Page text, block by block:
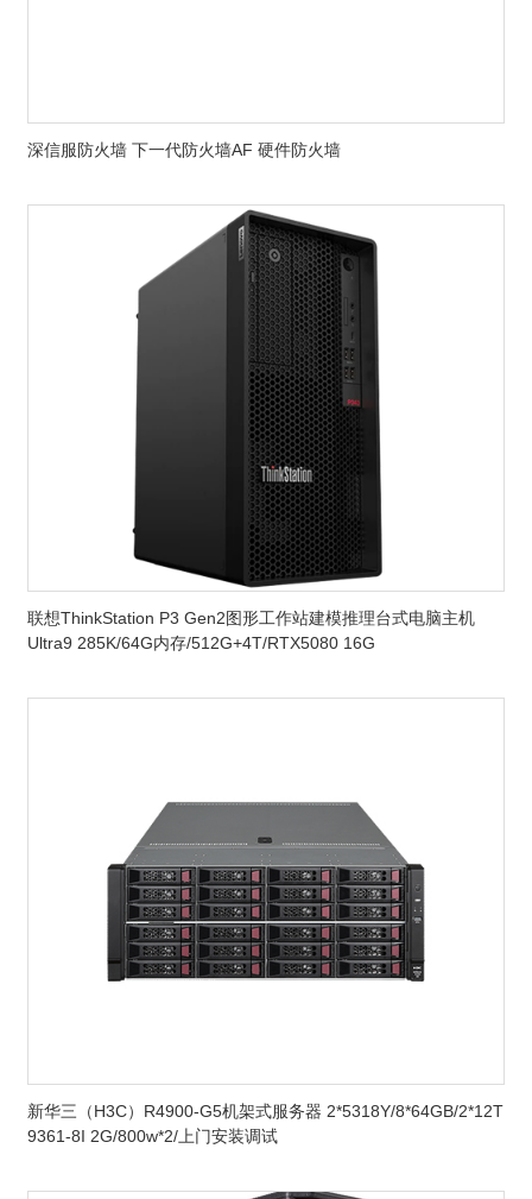
深信服防火墙 下一代防火墙AF 硬件防火墙
联想ThinkStation P3 Gen2图形工作站建模推理台式电脑主机
Ultra9 285K/64G内存/512G+4T/RTX5080 16G
新华三（H3C）R4900-G5机架式服务器 2*5318Y/8*64GB/2*12T
9361-8I 2G/800w*2/上门安装调试